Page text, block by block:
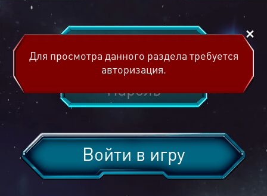
Войти в игру
Для просмотра данного раздела требуется
авторизация.